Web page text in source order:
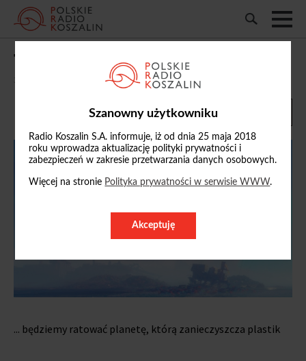
Szanowny użytkowniku
Radio Koszalin S.A. informuje, iż od dnia 25 maja 2018
roku wprowadza aktualizację polityki prywatności i
zabezpieczeń w zakresie przetwarzania danych osobowych.
Więcej na stronie Polityka prywatności w serwisie WWW.
Akceptuję
Tym razem w Giercowniku...
... będziemy ratować planetę, którą zanieczyszcza plastik